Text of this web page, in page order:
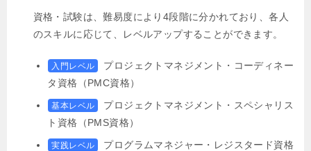
資格・試験は、難易度により4段階に分かれており、各人
のスキルに応じて、レベルアップすることができます。
入門レベル
プロジェクトマネジメント・コーディネー
タ資格（PMC資格）
基本レベル
プロジェクトマネジメント・スペシャリス
ト資格（PMS資格）
実践レベル
プログラムマネジャー・レジスタード資格